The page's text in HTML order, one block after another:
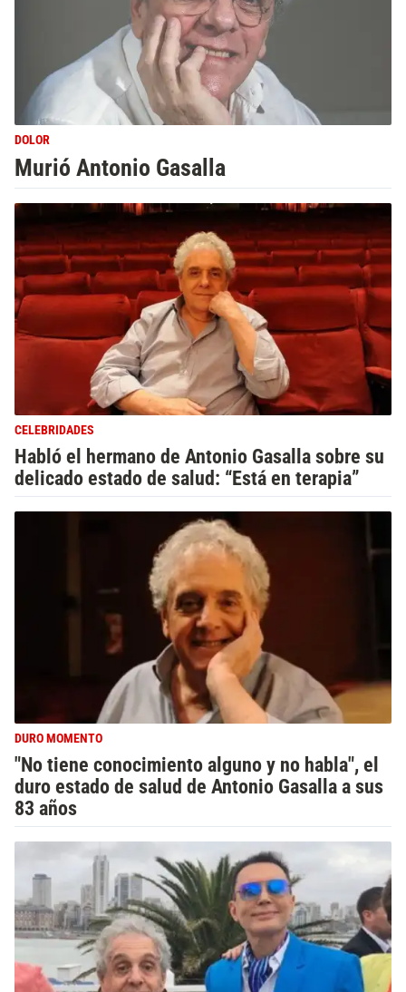
DOLOR
Murió Antonio Gasalla
CELEBRIDADES
Habló el hermano de Antonio Gasalla sobre su
delicado estado de salud: “Está en terapia”
DURO MOMENTO
"No tiene conocimiento alguno y no habla", el
duro estado de salud de Antonio Gasalla a sus
83 años